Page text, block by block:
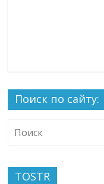
Поиск по сайту:
TOSTR